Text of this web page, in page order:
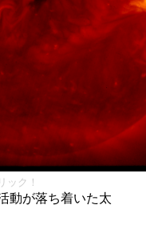
ック！
動が落ち着いた太